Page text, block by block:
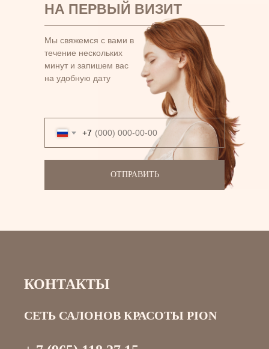
НА ПЕРВЫЙ ВИЗИТ
Мы свяжемся с вами в
течение нескольких
минут и запишем вас
на удобную дату
+7
ОТПРАВИТЬ
КОНТАКТЫ
СЕТЬ САЛОНОВ КРАСОТЫ PION